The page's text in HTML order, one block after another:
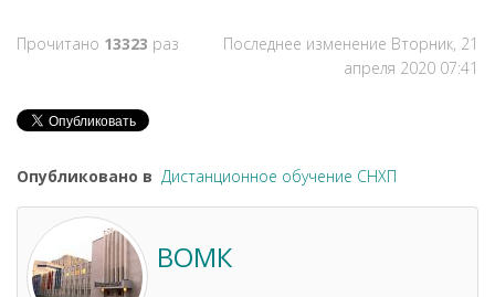
Прочитано 13323 раз
Последнее изменение Вторник, 21
апреля 2020 07:41
Опубликовано в Дистанционное обучение СНХП
ВОМК